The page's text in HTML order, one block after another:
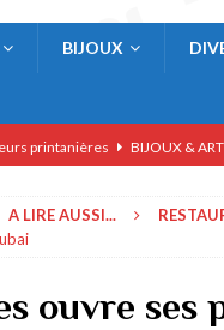
BIJOUX
printanières BIJOUX &
AFFAIRES & ECONOMIE
& COMMERCE
A LIRE AUSSI...
ouvre ses